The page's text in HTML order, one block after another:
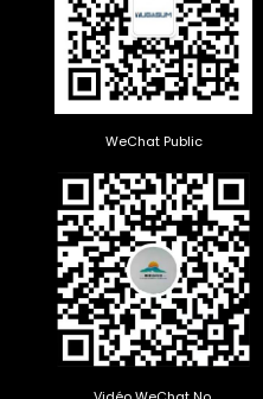
WeChat Public